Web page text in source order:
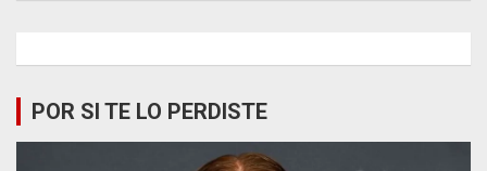
POR SI TE LO PERDISTE